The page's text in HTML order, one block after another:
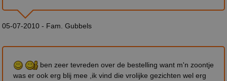
05-07-2010 - Fam. Gubbels
ben zeer tevreden over de bestelling want m'n zoontje
was er ook erg blij mee ,ik vind die vrolijke gezichten wel erg